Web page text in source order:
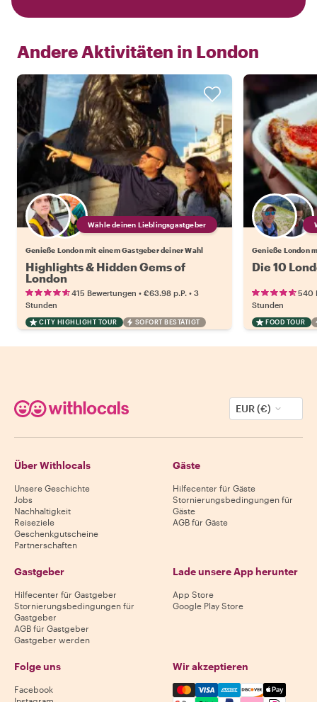
Andere Aktivitäten in London
Wähle deinen Lieblingsgastgeber
Genieße London mit einem Gastgeber deiner Wahl
Highlights & Hidden Gems of
London
415 Bewertungen • €63.98 p.P. • 3
Stunden
CITY HIGHLIGHT TOUR SOFORT BESTÄTIGT
Genieße London
Die 10
540
Stunden
FOOD TOUR
EUR (€)
Über Withlocals
Unsere Geschichte
Jobs
Nachhaltigkeit
Reiseziele
Geschenkgutscheine
Partnerschaften
Gäste
Hilfecenter für Gäste
Stornierungsbedingungen für
Gäste
AGB für Gäste
Gastgeber
Hilfecenter für Gastgeber
Stornierungsbedingungen für
Gastgeber
AGB für Gastgeber
Gastgeber werden
Lade unsere App herunter
App Store
Google Play Store
Folge uns
Facebook
Wir akzeptieren
Mastercard, Visa, Amex,